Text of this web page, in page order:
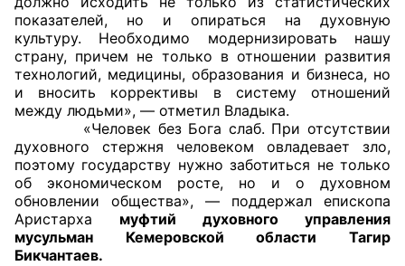
Соглашения
Рекомендации
Порядок работы ЦОН
Аппарат ОП КО
УСТАВ ГКУ “АППАРАТ ОП КО”
Доходы руководителя за 2024 г.
показателей, но и опираться на духовную
культуру. Необходимо модернизировать нашу
страну, причем не только в отношении развития
технологий, медицины, образования и бизнеса, но
и вносить коррективы в систему отношений
между людьми», — отметил Владыка.
«Человек без Бога слаб. При отсутствии
духовного стержня человеком овладевает зло,
поэтому государству нужно заботиться не только
об экономическом росте, но и о духовном
обновлении общества», — поддержал епископа
Аристарха муфтий духовного управления
мусульман Кемеровской области Тагир
Бикчантаев.